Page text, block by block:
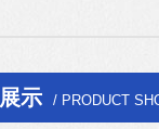
示 / PRODUCT